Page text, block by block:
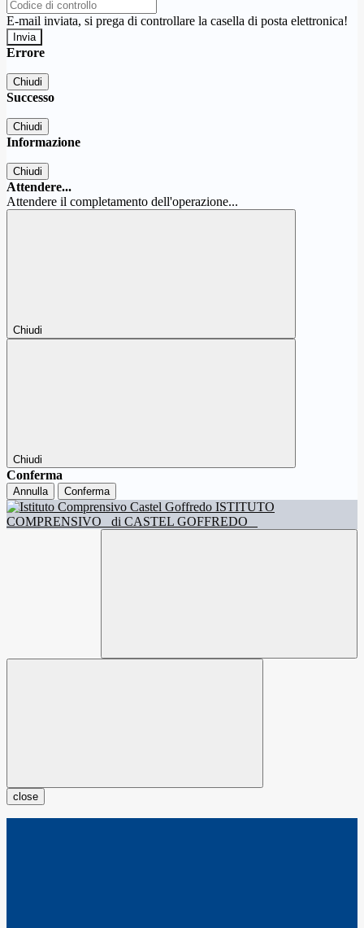
E-mail inviata, si prega di controllare la casella di posta elettronica!
Errore
Chiudi
Successo
Chiudi
Informazione
Chiudi
Attendere...
Attendere il completamento dell'operazione...
Chiudi
Chiudi
Conferma
Annulla Conferma
ISTITUTO
COMPRENSIVO
di CASTEL GOFFREDO
close